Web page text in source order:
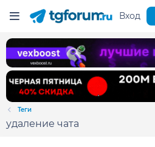
Вход
Теги
удаление чата